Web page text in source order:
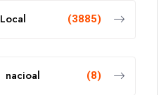
Local (3885)
nacioal (8)